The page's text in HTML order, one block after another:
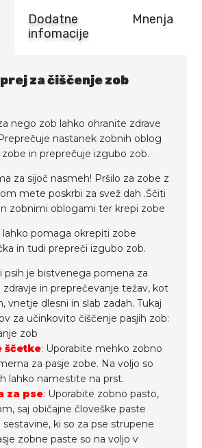
Dodatne
infomacije
Mnenja
za čiščenje zob
nego zob lahko ohranite zdrave
nastanek zobnih oblog
zobe in preprečuje izgubo zob.
za sijoč nasmeh! Pršilo za zobe z
mete poskrbi za svež dah .Ščiti
zobnimi oblogami ter krepi zobe
lahko pomaga okrepiti zobe
in tudi prepreči izgubo zob.
psih je bistvenega pomena za
zdravje in preprečevanje težav, kot
vnetje dlesni in slab zadah. Tukaj
za učinkovito čiščenje pasjih zob:
zob
ščetke: Uporabite mehko zobno
za pasje zobe. Na voljo so
lahko namestite na prst.
za pse: Uporabite zobno pasto,
saj običajne človeške paste
ki so za pse strupene
zobne paste so na voljo v